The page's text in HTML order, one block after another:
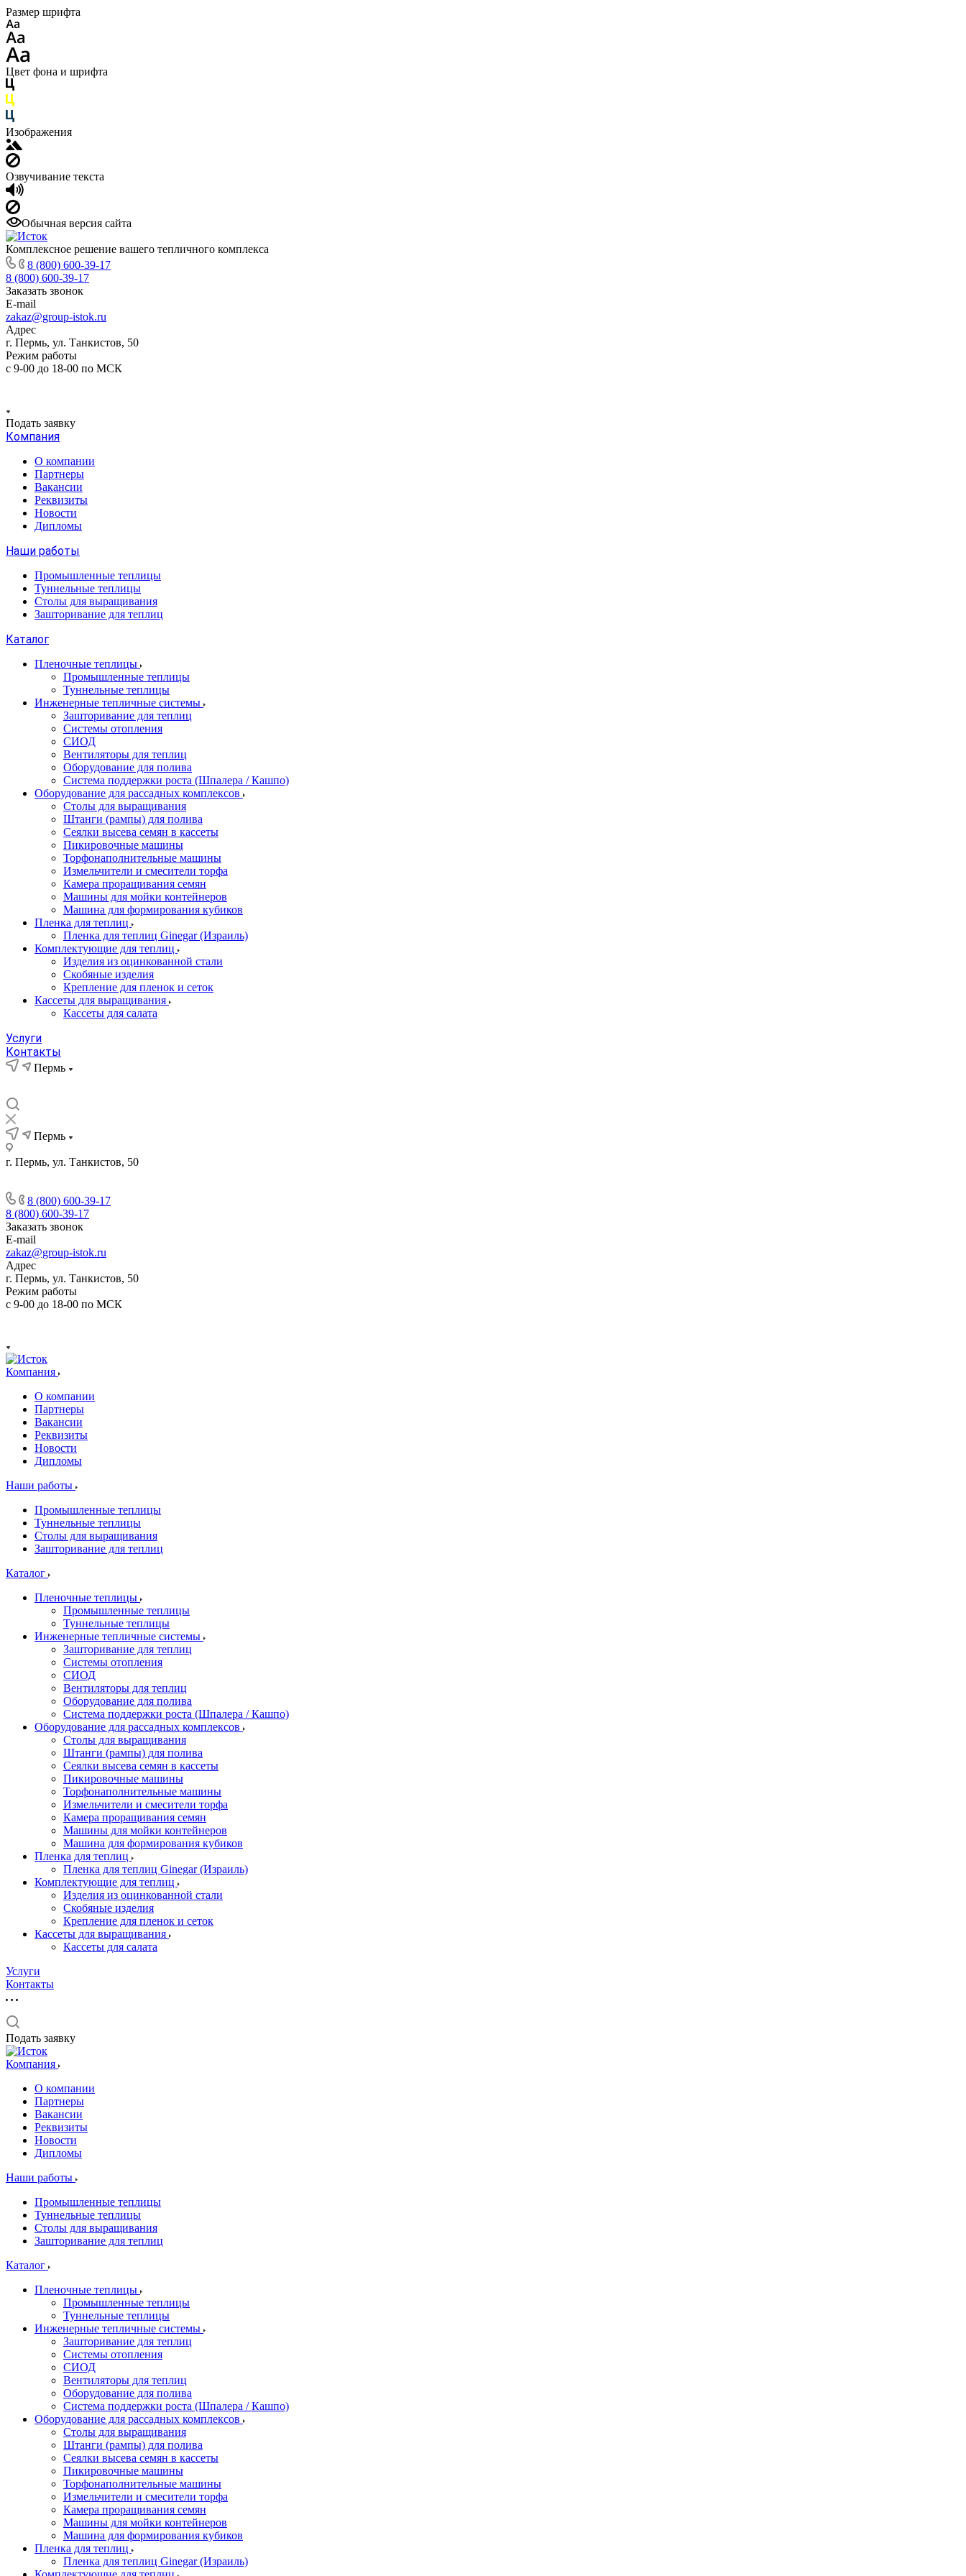
Размер шрифта
Цвет фона и шрифта
Изображения
Озвучивание текста
Обычная версия сайта
Комплексное решение вашего тепличного комплекса
8 (800) 600-39-17
8 (800) 600-39-17
Заказать звонок
E-mail
zakaz@group-istok.ru
Адрес
г. Пермь, ул. Танкистов, 50
Режим работы
с 9-00 до 18-00 по МСК
Подать заявку
Компания
О компании
Партнеры
Вакансии
Реквизиты
Новости
Дипломы
Наши работы
Промышленные теплицы
Туннельные теплицы
Столы для выращивания
Зашторивание для теплиц
Каталог
Пленочные теплицы
Промышленные теплицы
Туннельные теплицы
Инженерные тепличные системы
Зашторивание для теплиц
Системы отопления
СИОД
Вентиляторы для теплиц
Оборудование для полива
Система поддержки роста (Шпалера / Кашпо)
Оборудование для рассадных комплексов
Столы для выращивания
Штанги (рампы) для полива
Сеялки высева семян в кассеты
Пикировочные машины
Торфонаполнительные машины
Измельчители и смесители торфа
Камера проращивания семян
Машины для мойки контейнеров
Машина для формирования кубиков
Пленка для теплиц
Пленка для теплиц Ginegar (Израиль)
Комплектующие для теплиц
Изделия из оцинкованной стали
Скобяные изделия
Крепление для пленок и сеток
Кассеты для выращивания
Кассеты для салата
Услуги
Контакты
Пермь
Пермь
г. Пермь, ул. Танкистов, 50
8 (800) 600-39-17
8 (800) 600-39-17
Заказать звонок
E-mail
zakaz@group-istok.ru
Адрес
г. Пермь, ул. Танкистов, 50
Режим работы
с 9-00 до 18-00 по МСК
Компания
О компании
Партнеры
Вакансии
Реквизиты
Новости
Дипломы
Наши работы
Промышленные теплицы
Туннельные теплицы
Столы для выращивания
Зашторивание для теплиц
Каталог
Пленочные теплицы
Промышленные теплицы
Туннельные теплицы
Инженерные тепличные системы
Зашторивание для теплиц
Системы отопления
СИОД
Вентиляторы для теплиц
Оборудование для полива
Система поддержки роста (Шпалера / Кашпо)
Оборудование для рассадных комплексов
Столы для выращивания
Штанги (рампы) для полива
Сеялки высева семян в кассеты
Пикировочные машины
Торфонаполнительные машины
Измельчители и смесители торфа
Камера проращивания семян
Машины для мойки контейнеров
Машина для формирования кубиков
Пленка для теплиц
Пленка для теплиц Ginegar (Израиль)
Комплектующие для теплиц
Изделия из оцинкованной стали
Скобяные изделия
Крепление для пленок и сеток
Кассеты для выращивания
Кассеты для салата
Услуги
Контакты
Подать заявку
Компания
О компании
Партнеры
Вакансии
Реквизиты
Новости
Дипломы
Наши работы
Промышленные теплицы
Туннельные теплицы
Столы для выращивания
Зашторивание для теплиц
Каталог
Пленочные теплицы
Промышленные теплицы
Туннельные теплицы
Инженерные тепличные системы
Зашторивание для теплиц
Системы отопления
СИОД
Вентиляторы для теплиц
Оборудование для полива
Система поддержки роста (Шпалера / Кашпо)
Оборудование для рассадных комплексов
Столы для выращивания
Штанги (рампы) для полива
Сеялки высева семян в кассеты
Пикировочные машины
Торфонаполнительные машины
Измельчители и смесители торфа
Камера проращивания семян
Машины для мойки контейнеров
Машина для формирования кубиков
Пленка для теплиц
Пленка для теплиц Ginegar (Израиль)